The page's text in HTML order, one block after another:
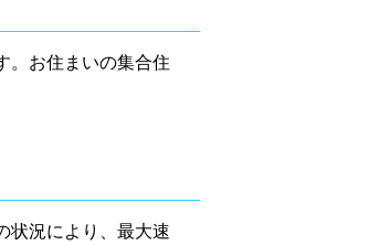
。お住まいの集合住
状況により、最大速